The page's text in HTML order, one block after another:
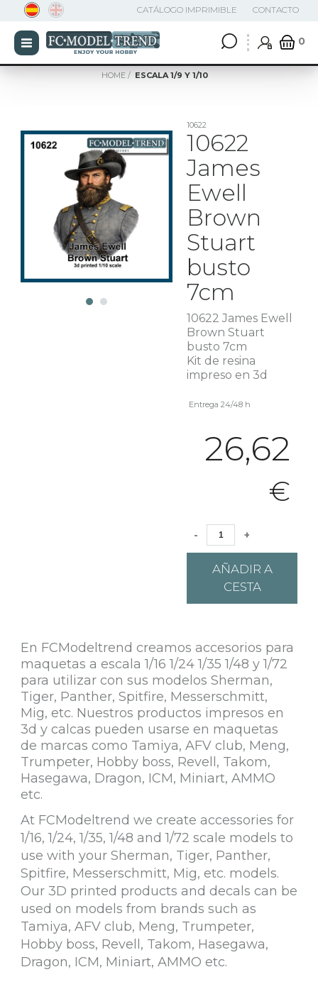
0
CATÁLOGO IMPRIMIBLE CONTACTO
HOME ESCALA 1/9 Y 1/10
10622
10622
James
Ewell
Brown
Stuart
busto
7cm
10622 James Ewell
Brown Stuart
busto 7cm
Kit de resina
impreso en 3d
Entrega 24/48 h
26,62
€
- +
AÑADIR A
CESTA
En FCModeltrend creamos accesorios para
maquetas a escala 1/16 1/24 1/35 1/48 y 1/72
para utilizar con sus modelos Sherman,
Tiger, Panther, Spitfire, Messerschmitt,
Mig, etc. Nuestros productos impresos en
3d y calcas pueden usarse en maquetas
de marcas como Tamiya, AFV club, Meng,
Trumpeter, Hobby boss, Revell, Takom,
Hasegawa, Dragon, ICM, Miniart, AMMO
etc.
At FCModeltrend we create accessories for
1/16, 1/24, 1/35, 1/48 and 1/72 scale models to
use with your Sherman, Tiger, Panther,
Spitfire, Messerschmitt, Mig, etc. models.
Our 3D printed products and decals can be
used on models from brands such as
Tamiya, AFV club, Meng, Trumpeter,
Hobby boss, Revell, Takom, Hasegawa,
Dragon, ICM, Miniart, AMMO etc.